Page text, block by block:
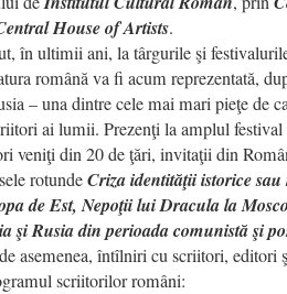
House of Artists.
în ultimii ani, la târgurile şi
română va fi acum reprezentată,
– una dintre cele mai mari pieţe de
ai lumii. Prezenţi la amplul
veniţi din 20 de ţări, invitaţii din
rotundeCriza identităţii istorice
de Est, Nepoţii lui Dracula la
şi Rusia din perioada comunistă şi
asemenea, întîlniri cu scriitori, editori
scriitorilor români: